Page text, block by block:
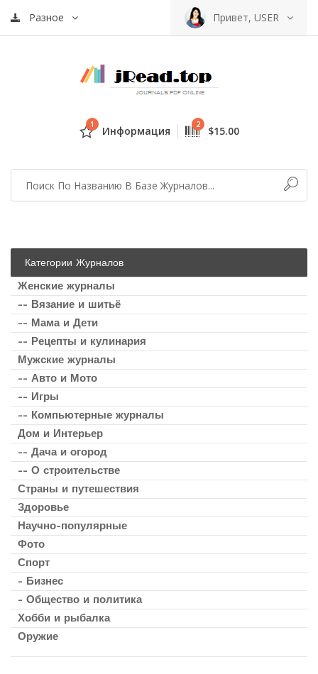
Разное Привет, USER
1 Информация 2 $15.00
Категории Журналов
Женские журналы
-- Вязание и шитьё
-- Мама и Дети
-- Рецепты и кулинария
Мужские журналы
-- Авто и Мото
-- Игры
-- Компьютерные журналы
Дом и Интерьер
-- Дача и огород
-- О строительстве
Страны и путешествия
Здоровье
Научно-популярные
Фото
Спорт
- Бизнес
- Общество и политика
Хобби и рыбалка
Оружие